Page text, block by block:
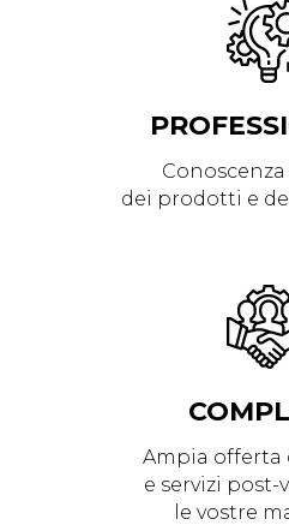
dei prodotti e
Ampia
e servizi post-
le vostre